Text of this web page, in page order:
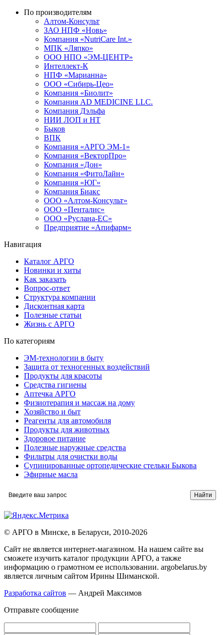
По производителям
Алтом-Консульт
ЗАО НПФ «Новь»
Компания «NutriCare Int.»
МПК «Ляпко»
ООО НПО «ЭМ-ЦЕНТР»
Интеллект-К
НПФ «Марианна»
ООО «Сибирь-Цео»
Компания «Биолит»
Компания AD MEDICINE LLC.
Компания Дэльфа
НИИ ЛОП и НТ
Быков
ВПК
Компания «АРГО ЭМ-1»
Компания «ВекторПро»
Компания «Дон»
Компания «ФитоЛайн»
Компания «ЮГ»
Компания Биакс
ООО «Алтом-Консульт»
ООО «Пенталис»
ООО «Руслана-ЕС»
Предприятие «Апифарм»
Навигация
Каталог АРГО
Новинки и хиты
Как заказать
Вопрос-ответ
Структура компании
Дисконтная карта
Полезные статьи
Жизнь с АРГО
По категориям
ЭМ-технологии в быту
Защита от техногенных воздействий
Продукты для красоты
Средства гигиены
Аптечка АРГО
Физиотерапия и массаж на дому
Хозяйство и быт
Реагенты для автомобиля
Продукты для животных
Здоровое питание
Полезные наружные средства
Фильтры для очистки воды
Супинированные ортопедические стельки Быкова
Эфирные масла
© АРГО в Минске, в Беларуси, 2010-2026
Cайт не является интернет-магазином. На нашем сайте вы
сможете изучить каталог продукции АРГО, а также
информацию о грамотном ее использовании. argobelarus.by
является личным сайтом Ирины Шиманской.
Разработка сайтов — Андрей Максимов
Отправьте сообщение